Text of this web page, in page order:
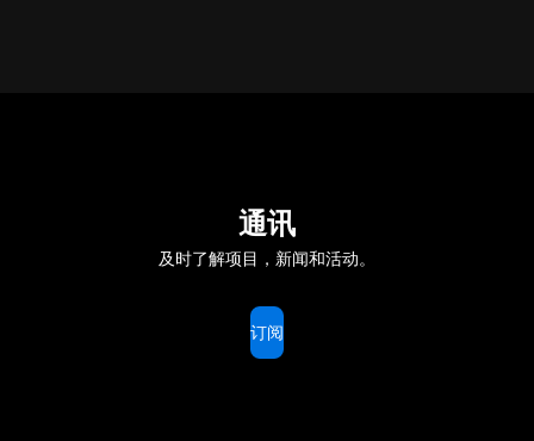
通讯
及时了解项目，新闻和活动。
订阅